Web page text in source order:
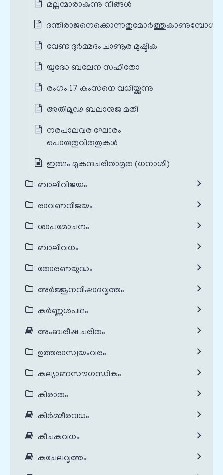
മല്ലന്മാരാകുന്നു നിങ്ങൾ
ദന്തിരാജനെക്കൊന്നതുമോർത്തുകാണുമ്പോൾ
വേണ്ട ദുർമ്മദം ചാണൂര മുഷ്ടിക
യുദ്ധേ ബലേന സഹിതോ
രംഗം 17 കംസനെ വധിയ്ക്കുന്നു
അതിമൂഢ ബലാനുജ മതി
നരപാലവര ഘോരം
പൊരുതുവിരുതുകൾ
ഇത്ഥം മുകുന്ദചരിതാമൃത (ധനാശി)
ബാലിവിജയം
രാവണവിജയം
ശാപമോചനം
ബാലിവധം
തോരണയുദ്ധം
അർജ്ജുനവിഷാദവൃത്തം
കർണ്ണശപഥം
അംബരീഷ ചരിതം
ഉത്തരാസ്വയംവരം
കല്യാണസൗഗന്ധികം
കിരാതം
കിർമ്മീരവധം
കീചകവധം
കുചേലവൃത്തം